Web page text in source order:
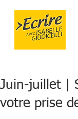
Juin-juillet |
votre prise